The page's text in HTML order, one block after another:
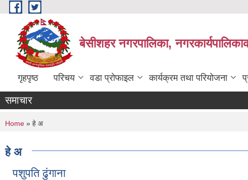
Skip to main content
बेसीशहर नगरपालिका,
गृहपृष्ठ परिचय वडा प्रोफाइल कार्यक्रम तथा परियोजना
समाचार
You are here
Home » हे अ
हे अ
पशुपति ढुंगाना